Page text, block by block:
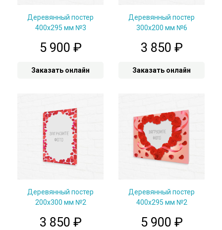
Деревянный постер
400х295 мм №3
5 900 ₽
Заказать онлайн
Деревянный постер
300х200 мм №6
3 850 ₽
Заказать онлайн
Деревянный постер
200х300 мм №2
3 850 ₽
Деревянный постер
400х295 мм №2
5 900 ₽